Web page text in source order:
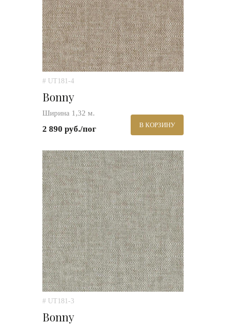
# UT181-4
Bonny
Ширина 1,32 м.
2 890 руб./пог В КОРЗИНУ
# UT181-3
Bonny